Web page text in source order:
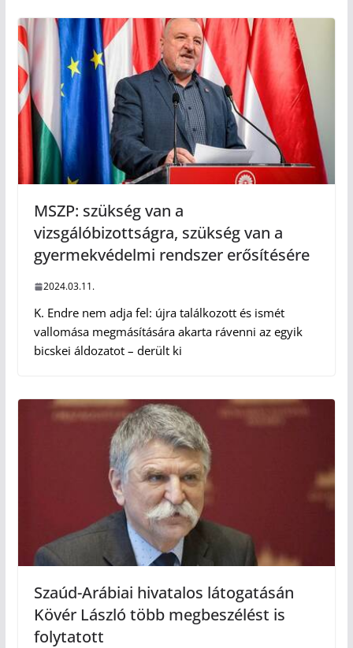
MSZP: szükség van a
vizsgálóbizottságra, szükség van a
gyermekvédelmi rendszer erősítésére
2024.03.11.
K. Endre nem adja fel: újra találkozott és ismét
vallomása megmásítására akarta rávenni az egyik
bicskei áldozatot – derült ki
Szaúd-Arábiai hivatalos látogatásán
Kövér László több megbeszélést is
folytatott